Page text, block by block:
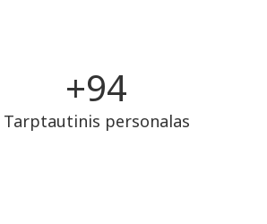
+97
Tarptautinis personalas